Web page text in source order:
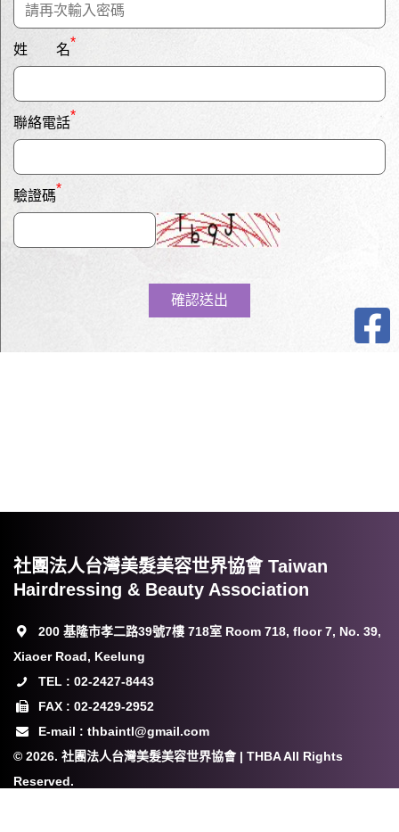
姓 名*
聯絡電話*
驗證碼*
確認送出
社團法人台灣美髮美容世界協會 Taiwan
Hairdressing & Beauty Association
200 基隆市孝二路39號7樓 718室 Room 718, floor 7, No. 39,
Xiaoer Road, Keelung
TEL : 02-2427-8443
FAX : 02-2429-2952
E-mail : thbaintl@gmail.com
© 2026. 社團法人台灣美髮美容世界協會 | THBA All Rights
Reserved.